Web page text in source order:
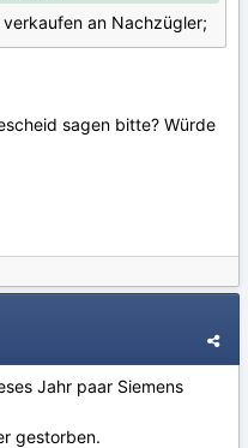
an Nachzügler;
sagen bitte? Würde
Jahr paar Siemens
gestorben.